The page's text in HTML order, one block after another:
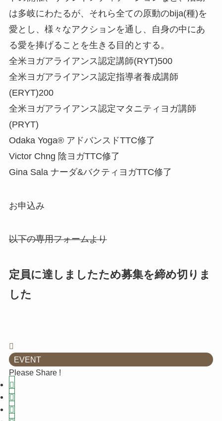
は多岐にわたるが、それら全ての原動のbija(種)を
愛とし、様々なアクションを通し、自身の中にあ
る愛を捧げることを生きる目的とする。
全米ヨガアライアンス認定講師(RYT)500
全米ヨガアライアンス認定指導者養成講師
(ERYT)200
全米ヨガアライアンス認定マタニティヨガ講師
(PRYT)
Odaka Yoga®︎ アドバンスドTTC修了
Victor Chng 陰ヨガTTC修了
Gina Sala ナーダ&バクティヨガTTC修了
お申込み
以下の専用フォームより
定員に達しましたため募集を締め切りま
した
EVENT
Please Share !